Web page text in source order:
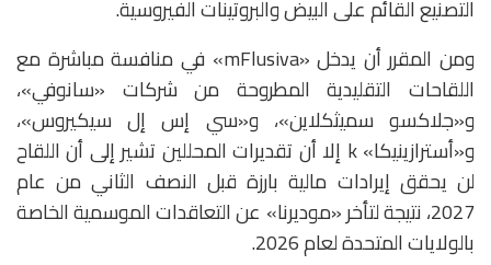
التصنيع القائم على البيض والبروتينات الفيروسية.
ومن المقرر أن يدخل «mFlusiva» في منافسة مباشرة مع
اللقاحات التقليدية المطروحة من شركات «سانوفي»،
و«جلاكسو سميثكلاين»، و«سي إس إل سيكيروس»،
و«أسترازينيكا» k إلا أن تقديرات المحللين تشير إلى أن اللقاح
لن يحقق إيرادات مالية بارزة قبل النصف الثاني من عام
2027، نتيجة لتأخر «موديرنا» عن التعاقدات الموسمية الخاصة
بالولايات المتحدة لعام 2026.